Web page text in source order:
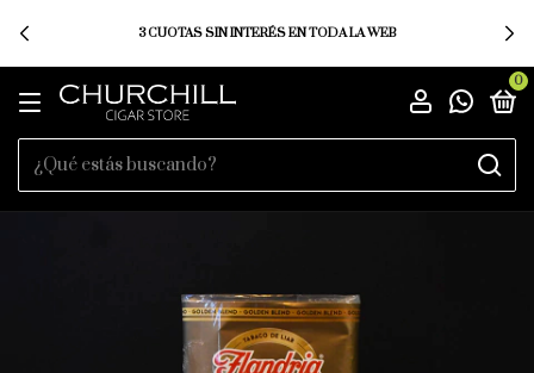
3 CUOTAS SIN INTERÉS EN TODA LA WEB
0